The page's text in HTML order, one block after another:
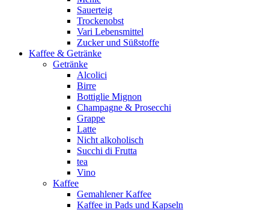
Sauerteig
Trockenobst
Vari Lebensmittel
Zucker und Süßstoffe
Kaffee & Getränke
Getränke
Alcolici
Birre
Bottiglie Mignon
Champagne & Prosecchi
Grappe
Latte
Nicht alkoholisch
Succhi di Frutta
tea
Vino
Kaffee
Gemahlener Kaffee
Kaffee in Pads und Kapseln